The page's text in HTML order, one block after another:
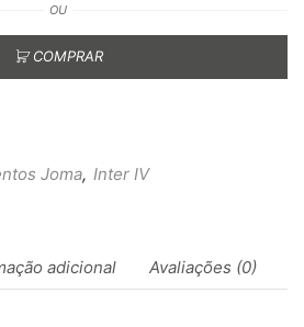
OU
COMPRAR
Joma, Inter IV
adicional Avaliações (0)